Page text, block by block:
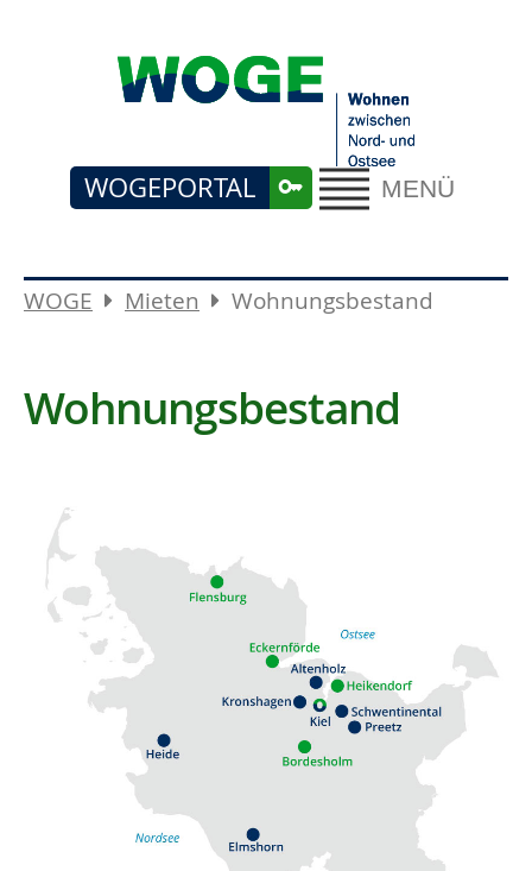
MENÜ
WOGEPORTAL
WOGE Mieten Wohnungsbestand
Wohnungsbestand